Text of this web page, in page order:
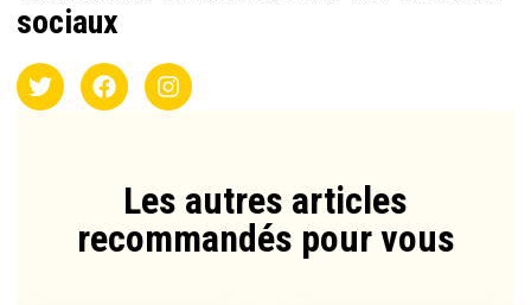
sociaux
Les autres articles
recommandés pour vous​